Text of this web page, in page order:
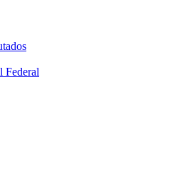
Federal